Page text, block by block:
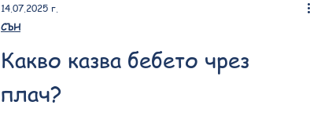
информация, отколкото може да обработи. Добрата
новина е, че можете да разпознаете сигна
Какво казва бебето чрез
плач?
СЪН
14.07.2025 г.